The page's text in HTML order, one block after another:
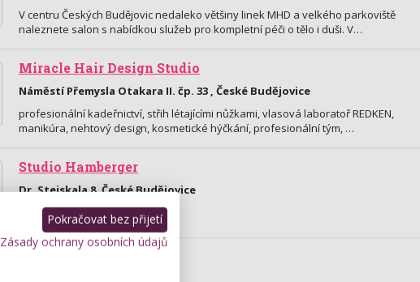
V centru Českých Budějovic nedaleko většiny linek MHD a velkého parkoviště
naleznete salon s nabídkou služeb pro kompletní péči o tělo i duši. V…
Miracle Hair Design Studio
Náměstí Přemysla Otakara II. čp. 33 , České Budějovice
profesionální kadeřnictví, střih létajícími nůžkami, vlasová laboratoř REDKEN,
manikúra, nehtový design, kosmetické hýčkání, profesionální tým, …
Studio Hamberger
Dr. Stejskala 8, České Budějovice
Kadeřnictví.
Pokračovat bez přijetí
Zásady ochrany osobních údajů